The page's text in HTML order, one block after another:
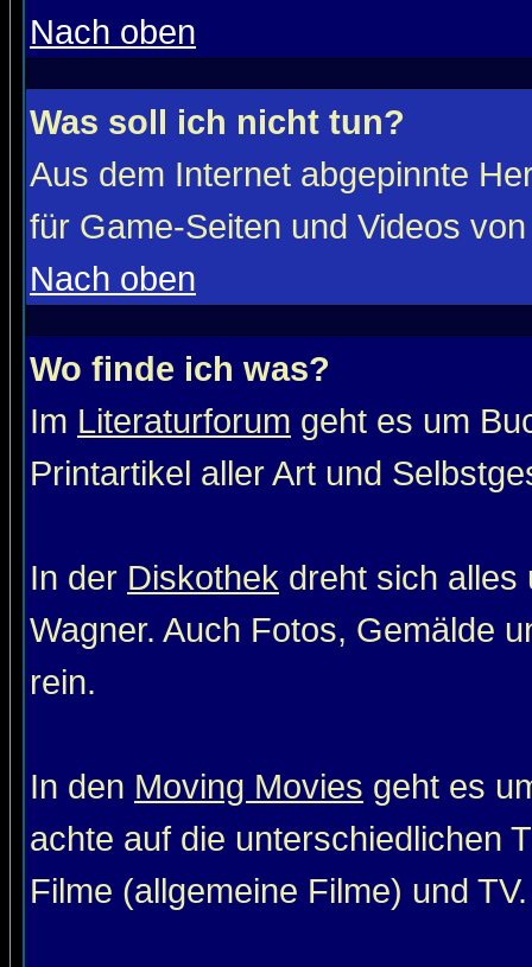
Nach oben
Was soll ich nicht tun?
Aus dem Internet abgepinnte
für Game-Seiten und Videos
Nach oben
Wo finde ich was?
Im Literaturforum geht es um
Printartikel aller Art und
In der Diskothek dreht sich alles
Wagner. Auch Fotos, Gemälde
rein.
In den Moving Movies geht es
achte auf die unterschiedlichen
Filme (allgemeine Filme) und